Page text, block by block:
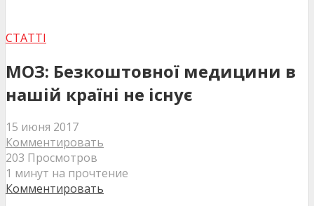
СТАТТІ
МОЗ: Безкоштовної медицини в
нашій країні не існує
15 июня 2017
Комментировать
203 Просмотров
1 минут на прочтение
Комментировать